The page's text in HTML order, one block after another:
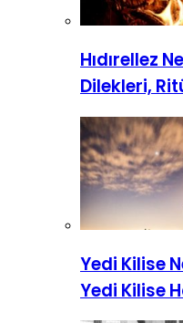
Hıdırellez
Dilekleri,
Yedi Kilise
Yedi Kilise